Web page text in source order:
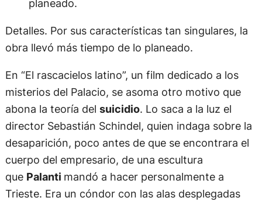
Detalles. Por sus características tan singulares, la
obra llevó más tiempo de lo planeado.
En “El rascacielos latino”, un film dedicado a los
misterios del Palacio, se asoma otro motivo que
abona la teoría del suicidio. Lo saca a la luz el
director Sebastián Schindel, quien indaga sobre la
desaparición, poco antes de que se encontrara el
cuerpo del empresario, de una escultura
que Palanti mandó a hacer personalmente a
Trieste. Era un cóndor con las alas desplegadas